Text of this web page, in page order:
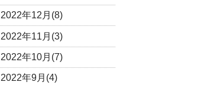
2022年12月(8)
2022年11月(3)
2022年10月(7)
2022年9月(4)